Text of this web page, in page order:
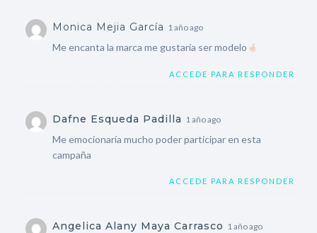
Monica Mejia García 1 año ago
ACCEDE PARA RESPONDER
Me encanta la marca me gustaría ser modelo
Dafne Esqueda Padilla 1 año ago
ACCEDE PARA RESPONDER
Me emocionaría mucho poder participar en esta
campaña
Angelica Alany Maya Carrasco 1 año ago